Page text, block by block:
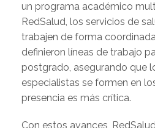
un programa académico
RedSalud, los servicios de
trabajen de forma
definieron líneas de trabajo
postgrado, asegurando que
especialistas se formen en
presencia es más crítica.
Con estos avances,